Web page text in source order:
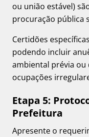
ou união estável)
procuração pública
Certidões
podendo incluir
ambiental prévia ou
ocupações
Etapa 5:
Prefeitura
Apresente o